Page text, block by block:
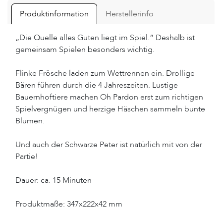
Produktinformation Herstellerinfo
„Die Quelle alles Guten liegt im Spiel.“ Deshalb ist
gemeinsam Spielen besonders wichtig.
Flinke Frösche laden zum Wettrennen ein. Drollige
Bären führen durch die 4 Jahreszeiten. Lustige
Bauernhoftiere machen Oh Pardon erst zum richtigen
Spielvergnügen und herzige Häschen sammeln bunte
Blumen.
Und auch der Schwarze Peter ist natürlich mit von der
Partie!
Dauer: ca. 15 Minuten
Produktmaße: 347x222x42 mm